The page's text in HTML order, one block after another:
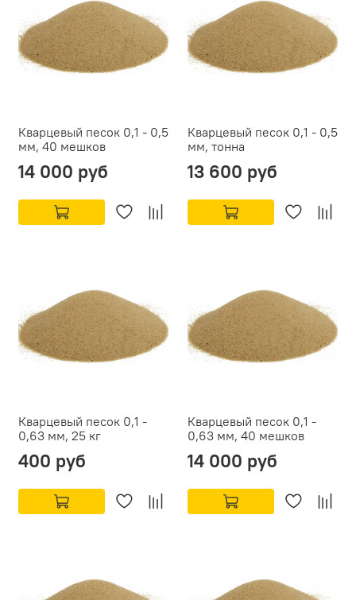
Кварцевый песок 0,1 - 0,5
мм, 40 мешков
14 000 руб
Кварцевый песок 0,1 - 0,5
мм, тонна
13 600 руб
Кварцевый песок 0,1 -
0,63 мм, 25 кг
400 руб
Кварцевый песок 0,1 -
0,63 мм, 40 мешков
14 000 руб